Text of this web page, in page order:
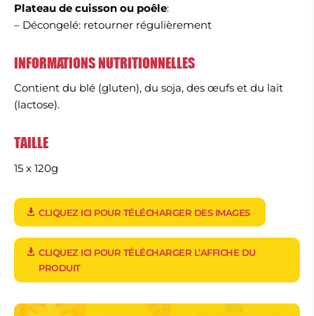
Plateau de cuisson ou poêle:
– Décongelé: retourner régulièrement
INFORMATIONS NUTRITIONNELLES
Contient du blé (gluten), du soja, des œufs et du lait
(lactose).
TAILLE
15 x 120g
CLIQUEZ ICI POUR TÉLÉCHARGER DES IMAGES
CLIQUEZ ICI POUR TÉLÉCHARGER L’AFFICHE DU
PRODUIT